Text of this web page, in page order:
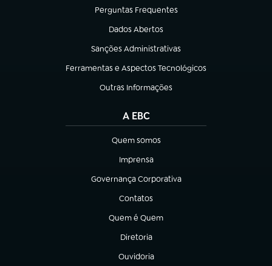
Perguntas Frequentes
(abre em nova aba)
Dados Abertos
(abre em nova aba)
Sanções Administrativas
(abre em nova aba)
Ferramentas e Aspectos Tecnológicos
(abre em nova aba)
Outras Informações
(abre em nova aba)
A EBC
Quem somos
(abre em nova aba)
Imprensa
(abre em nova aba)
Governança Corporativa
(abre em nova aba)
Contatos
(abre em nova aba)
Quem é Quem
(abre em nova aba)
Diretoria
(abre em nova aba)
Ouvidoria
(abre em nova aba)